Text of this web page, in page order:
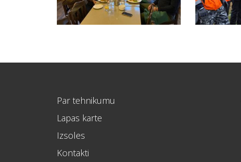
Par tehnikumu
Lapas karte
Izsoles
Kontakti